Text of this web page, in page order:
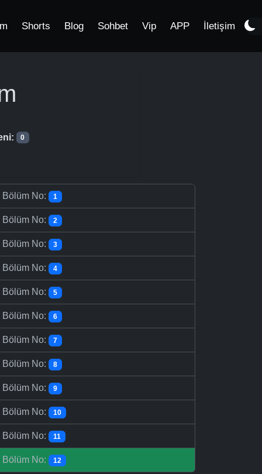
Shorts Blog Sohbet Vip APP İletişim
0
Bölüm No: 1
Bölüm No: 2
Bölüm No: 3
Bölüm No: 4
Bölüm No: 5
Bölüm No: 6
Bölüm No: 7
Bölüm No: 8
Bölüm No: 9
Bölüm No: 10
Bölüm No: 11
Bölüm No: 12